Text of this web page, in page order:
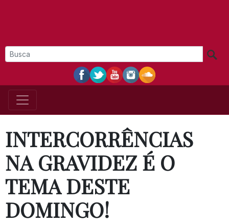
INTERCORRÊNCIAS
NA GRAVIDEZ É O
TEMA DESTE
DOMINGO!